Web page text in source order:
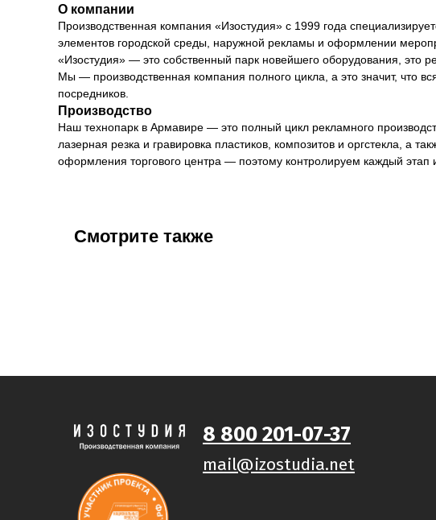
О компании
Производственная компания «Изостудия» с 1999 года
элементов городской среды, наружной рекламы и оформлении
«Изостудия» — это собственный парк новейшего оборудования, это
Мы — производственная компания полного цикла, а это значит, что
посредников.
Производство
Наш технопарк в Армавире — это полный цикл рекламного
лазерная резка и гравировка пластиков, композитов и оргстекла, а
оформления торгового центра — поэтому контролируем каждый этап
Смотрите также
8 800 201-07-37
mail@izostudia.net